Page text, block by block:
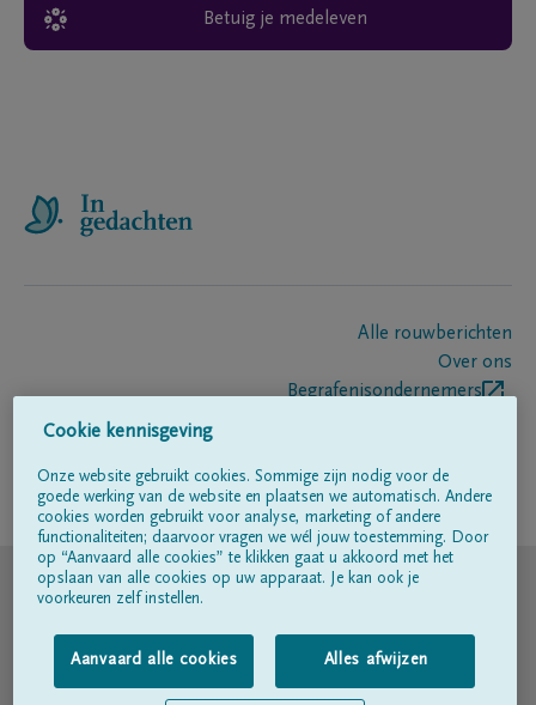
Betuig je medeleven
Alle rouwberichten
Over ons
Begrafenisondernemers
Volg ons op
© DELA
Gebruiksvoorwaarden
Privacyverklaring
Cookie kennisgeving
Onze website gebruikt cookies. Sommige zijn nodig voor de
goede werking van de website en plaatsen we automatisch. Andere
cookies worden gebruikt voor analyse, marketing of andere
functionaliteiten; daarvoor vragen we wél jouw toestemming. Door
op “Aanvaard alle cookies” te klikken gaat u akkoord met het
opslaan van alle cookies op uw apparaat. Je kan ook je
voorkeuren zelf instellen.
Aanvaard alle cookies Alles afwijzen